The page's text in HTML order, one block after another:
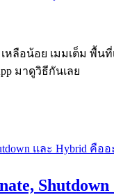
เหลือน้อย เมมเต็ม พื้
มาดูวิธีกันเลย